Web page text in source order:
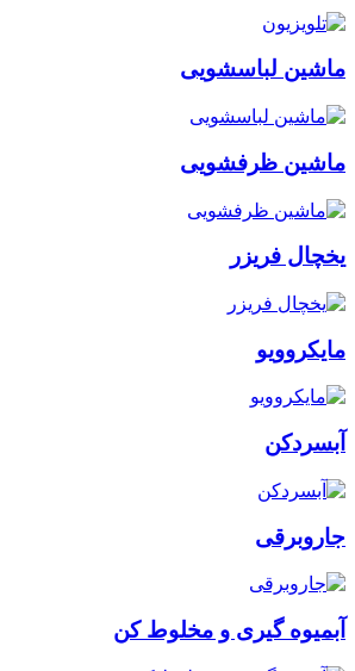
ماشین لباسشویی
ماشین ظرفشویی
یخچال فریزر
مایکروویو
آبسردکن
جاروبرقی
آبمیوه گیری و مخلوط کن